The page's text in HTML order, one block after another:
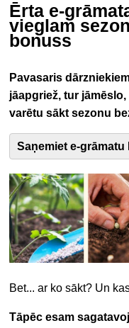
Ērta e-
vieglam
bonuss
Pavasaris
jāapgriež, tur
varētu sākt sezonu
Saņemiet e-grāmatu
Bet... ar ko sākt? Un
Tāpēc esam